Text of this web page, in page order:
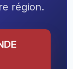
région.